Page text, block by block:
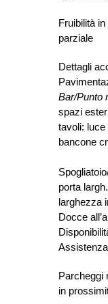
Fruibilità
parziale
Dettagli
Bar/Punto
spazi
tavoli:
bancone
porta
larghezza
Docce
Parcheggi
in